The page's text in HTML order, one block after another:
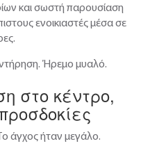
και σωστή παρουσίαση
ενοικιαστές μέσα σε
Ήρεμο μυαλό.
στο κέντρο,
άγχος ήταν μεγάλο.